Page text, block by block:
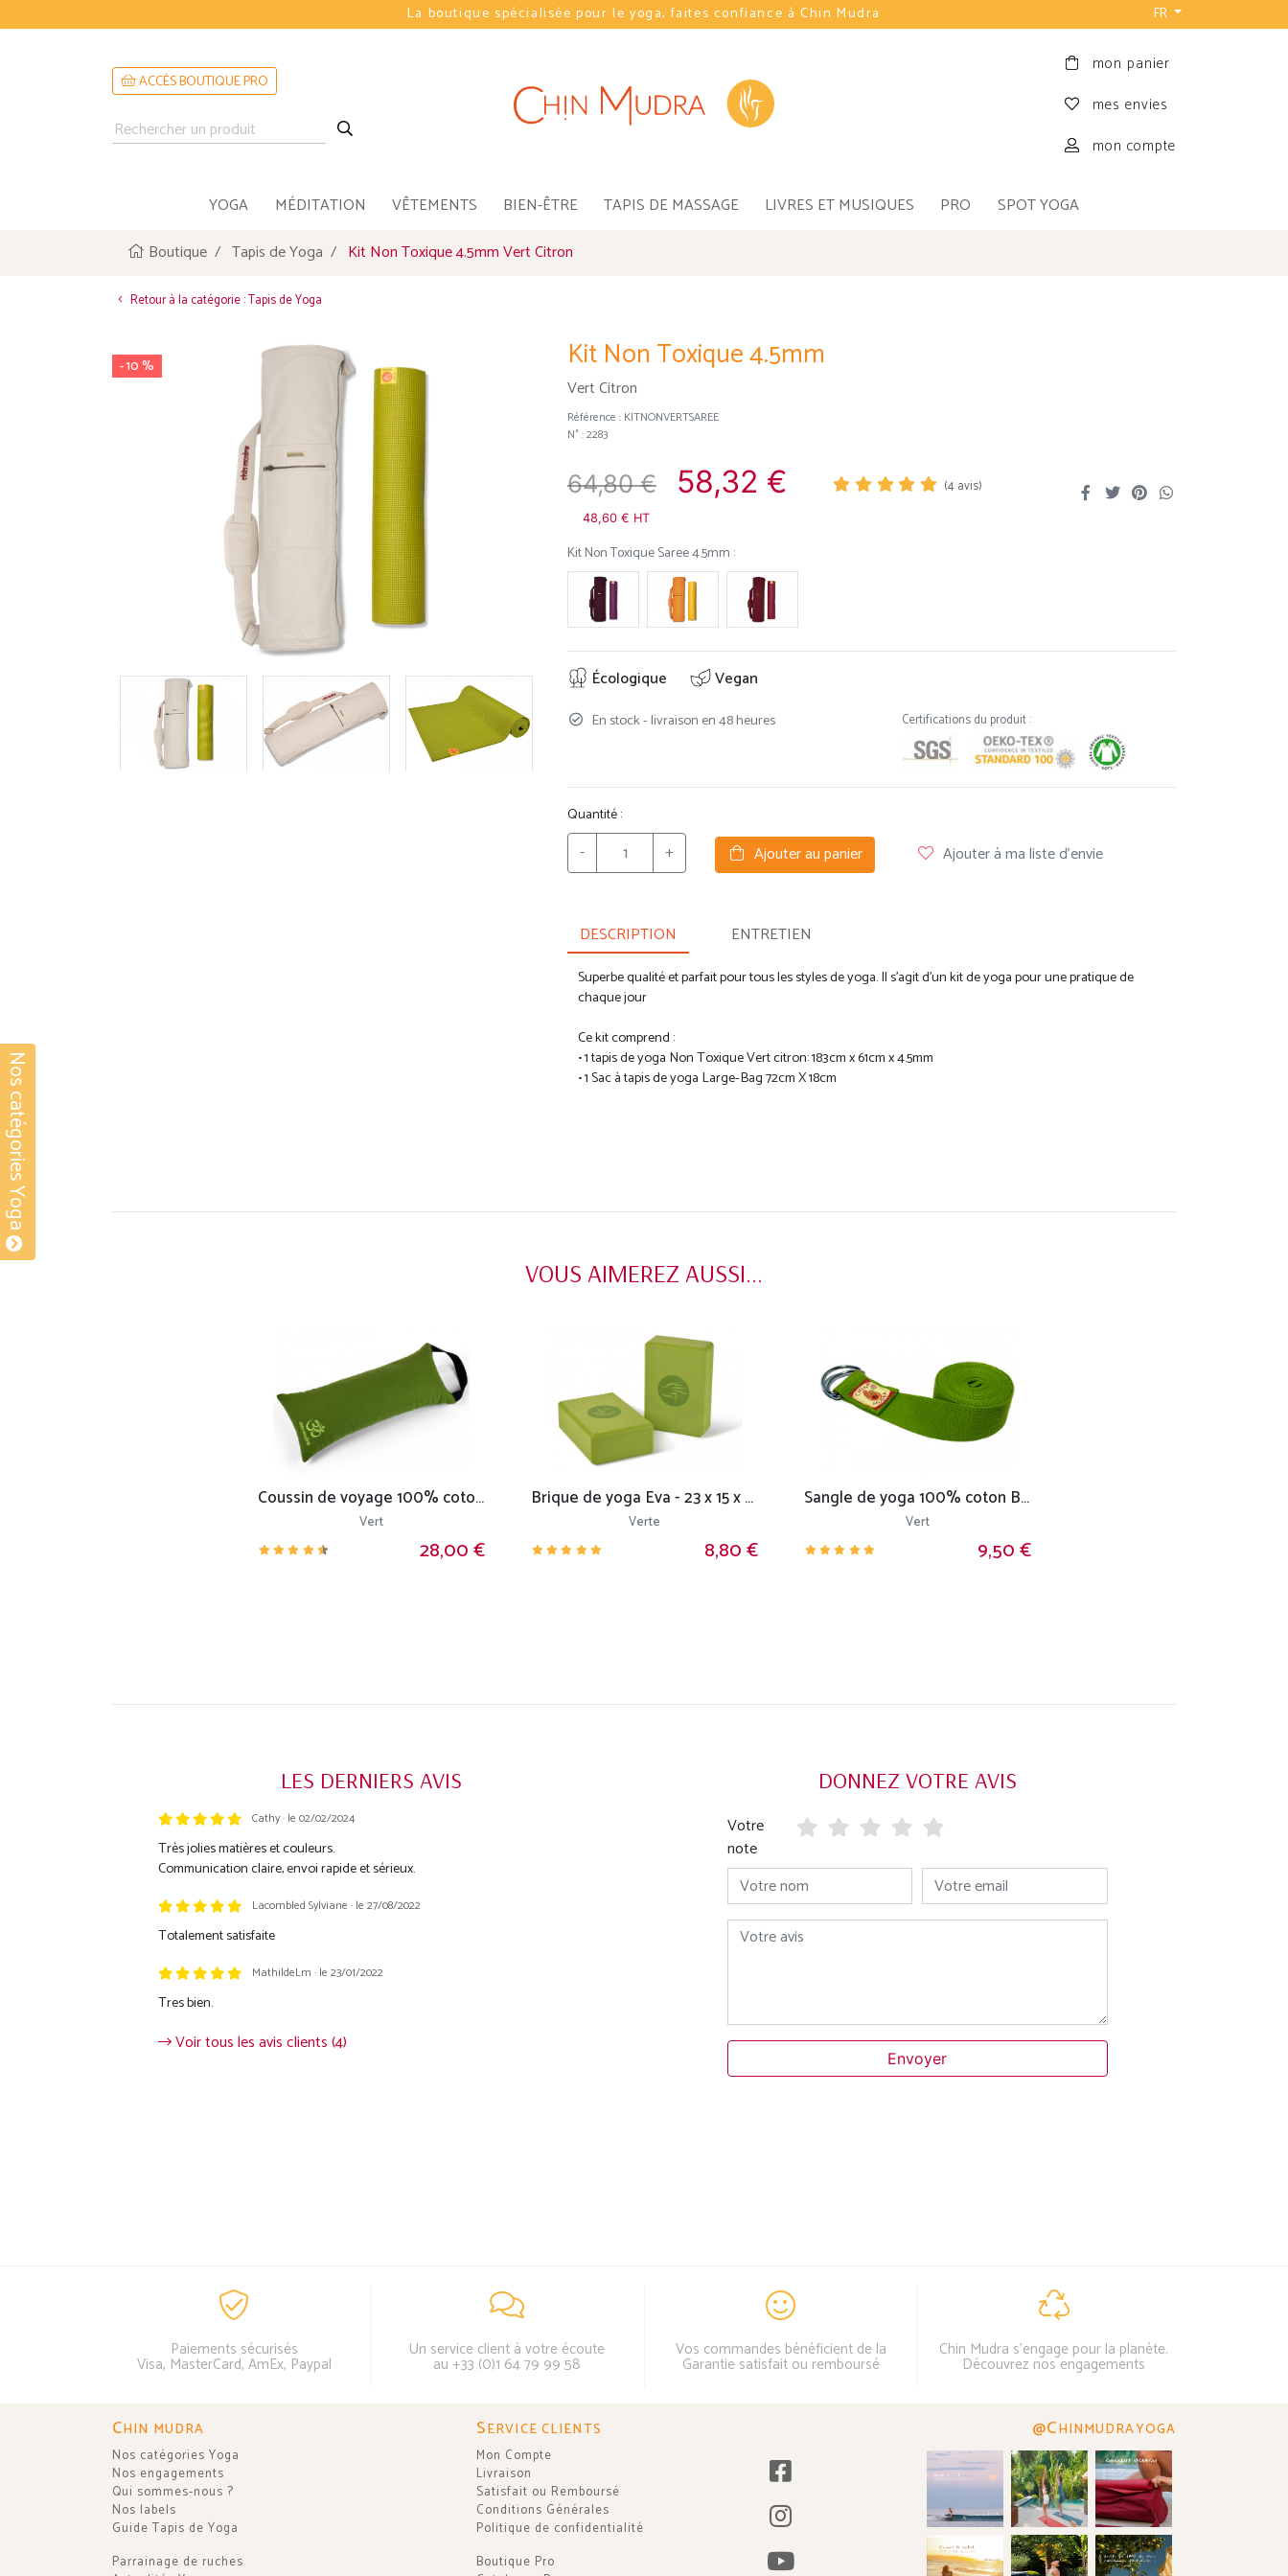
La boutique spécialisée pour le yoga, faites confiance à Chin Mudra FR
ACCÈS BOUTIQUE PRO
mon panier
mes envies
mon compte
YOGA MÉDITATION VÊTEMENTS BIEN-ÊTRE TAPIS DE MASSAGE LIVRES ET MUSIQUES PRO SPOT YOGA
Nos catégories Yoga
Boutique Tapis de Yoga Kit Non Toxique 4.5mm Vert Citron
Retour à la catégorie : Tapis de Yoga
- 10 % Kit Non Toxique 4.5mm
Vert Citron
Référence : KITNONVERTSAREE
N° : 2283
64,80 € 58,32 €
48,60 € HT
(4avis)
Kit Non Toxique Saree 4.5mm :
Écologique Vegan
En stock - livraison en 48 heures Certifications du produit :
Quantité :
- + Ajouter au panier Ajouter à ma liste d'envie
DESCRIPTION ENTRETIEN
Superbe qualité et parfait pour tous les styles de yoga. Il s'agit d'un kit de yoga pour une pratique de
chaque jour
Ce kit comprend :
• 1 tapis de yoga Non Toxique Vert citron: 183cm x 61cm x 4.5mm
• 1 Sac à tapis de yoga Large-Bag 72cm X 18cm
VOUS AIMEREZ AUSSI...
Coussin de voyage 100% coton Bio
Vert
28,00 €
Brique de yoga Eva - 23 x 15 x 7.6 cm
Verte
8,80 €
Sangle de yoga 100% coton Bio boucle 1/2 lune
Vert
9,50 €
LES DERNIERS AVIS
Trustpilot Cathy · le 02/02/2024
Très jolies matières et couleurs.
Communication claire, envoi rapide et sérieux.
Lacombled Sylviane · le 27/08/2022
Totalement satisfaite
MathildeLm · le 23/01/2022
Tres bien.
Voir tous les avis clients (4)
DONNEZ VOTRE AVIS
Votre
note
Votre nom Votre email
Votre avis
Envoyer
Paiements sécurisés
Visa, MasterCard, AmEx, Paypal
Un service client à votre écoute
au +33 (0)1 64 79 99 58
Vos commandes bénéficient de la
Garantie satisfait ou remboursé
Chin Mudra s'engage pour la planète.
Découvrez nos engagements
CHIN MUDRA
Nos catégories Yoga
Nos engagements
Qui sommes-nous ?
Nos labels
Guide Tapis de Yoga
Parrainage de ruches
SERVICE CLIENTS
Mon Compte
Livraison
Satisfait ou Remboursé
Conditions Générales
Politique de confidentialité
Boutique Pro
@CHINMUDRAYOGA